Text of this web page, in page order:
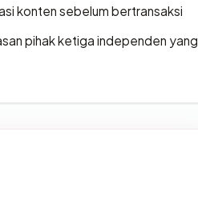
konten sebelum bertransaksi
pihak ketiga independen yang